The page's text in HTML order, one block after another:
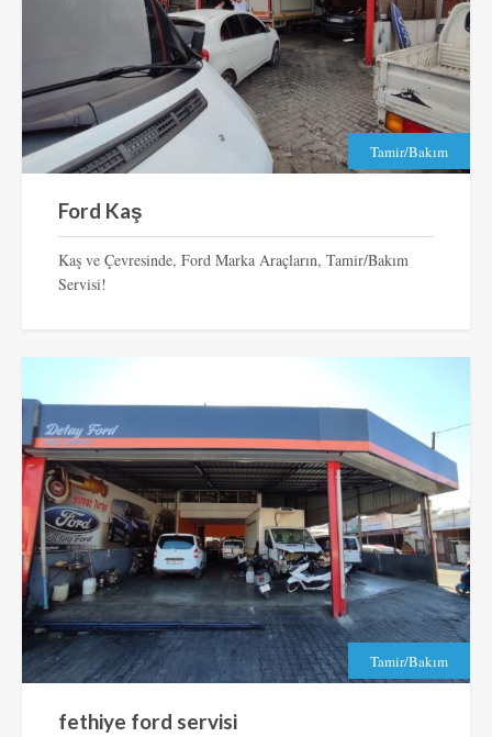
Tamir/Bakım
Ford Kaş
Kaş ve Çevresinde, Ford Marka Araçların, Tamir/Bakım
Servisi!
Tamir/Bakım
fethiye ford servisi